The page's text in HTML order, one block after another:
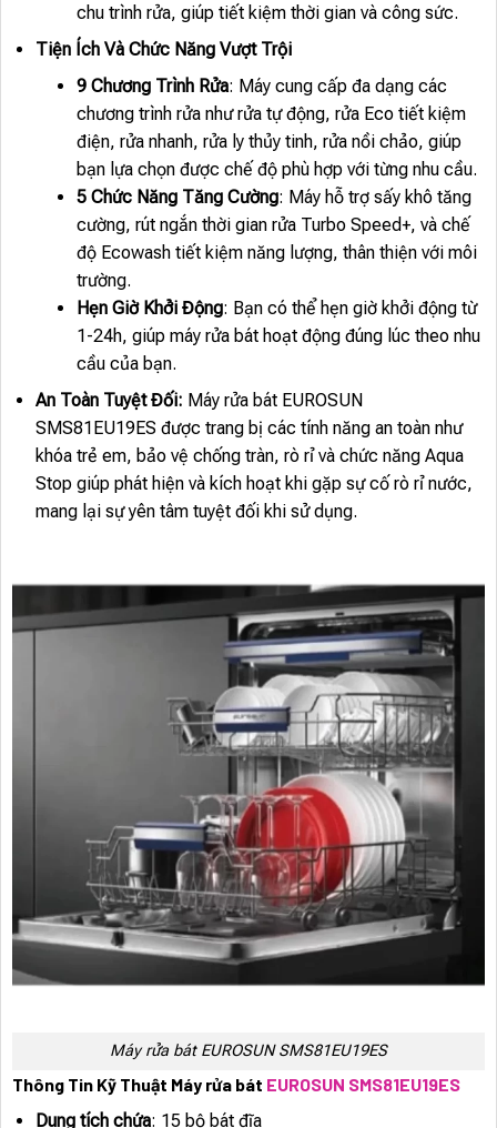
chu trình rửa, giúp tiết kiệm thời gian và công sức.
Tiện Ích Và Chức Năng Vượt Trội
9 Chương Trình Rửa: Máy cung cấp đa dạng các
chương trình rửa như rửa tự động, rửa Eco tiết kiệm
điện, rửa nhanh, rửa ly thủy tinh, rửa nồi chảo, giúp
bạn lựa chọn được chế độ phù hợp với từng nhu cầu.
5 Chức Năng Tăng Cường: Máy hỗ trợ sấy khô tăng
cường, rút ngắn thời gian rửa Turbo Speed+, và chế
độ Ecowash tiết kiệm năng lượng, thân thiện với môi
trường.
Hẹn Giờ Khởi Động: Bạn có thể hẹn giờ khởi động từ
1-24h, giúp máy rửa bát hoạt động đúng lúc theo nhu
cầu của bạn.
An Toàn Tuyệt Đối: Máy rửa bát EUROSUN
SMS81EU19ES được trang bị các tính năng an toàn như
khóa trẻ em, bảo vệ chống tràn, rò rỉ và chức năng Aqua
Stop giúp phát hiện và kích hoạt khi gặp sự cố rò rỉ nước,
mang lại sự yên tâm tuyệt đối khi sử dụng.
Máy rửa bát EUROSUN SMS81EU19ES
Thông Tin Kỹ Thuật Máy rửa bát EUROSUN SMS81EU19ES
Dung tích chứa: 15 bộ bát đĩa